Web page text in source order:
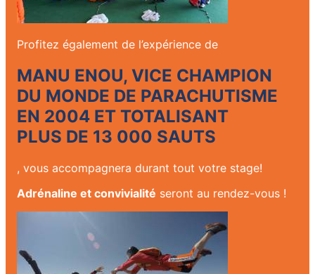
Profitez également de l’expérience de
MANU ENOU, VICE CHAMPION
DU MONDE DE PARACHUTISME
EN 2004 ET TOTALISANT
PLUS DE 13 000 SAUTS
, vous accompagnera durant tout votre stage!
Adrénaline et convivialité seront au rendez-vous !